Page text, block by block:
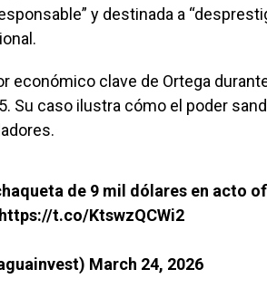
y destinada a
económico clave de Ortega
Su caso ilustra cómo el poder
de 9 mil dólares en acto
https://t.co/KtswzQCWi2
March 24, 2026